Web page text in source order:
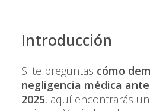
Introducción
Si te preguntas cómo
negligencia médica
2025, aquí encontrarás